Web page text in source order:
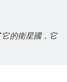
的衛星國，它